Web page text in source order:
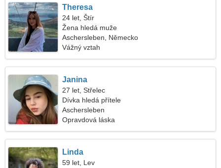
Theresa
24 let, Štír
Žena hledá muže
Aschersleben, Německo
Vážný vztah
Janina
27 let, Střelec
Dívka hledá přítele
Aschersleben
Opravdová láska
Linda
59 let, Lev